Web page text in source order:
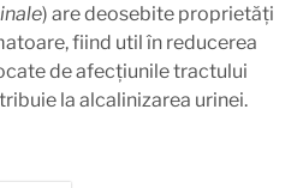
) are deosebite proprietăți
fiind util în reducerea
de afecțiunile tractului
la alcalinizarea urinei.